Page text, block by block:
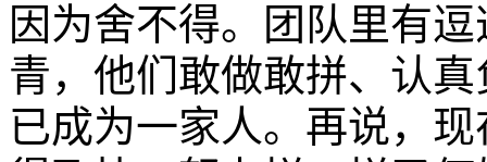
因为舍不得。团队里有
青，他们敢做敢拼、认
已成为一家人。再说，